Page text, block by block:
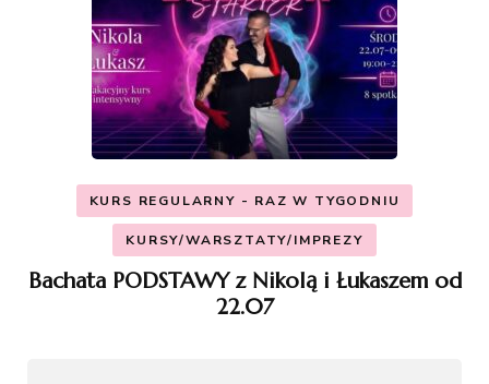
KURS REGULARNY - RAZ W TYGODNIU
KURSY/WARSZTATY/IMPREZY
Bachata PODSTAWY z Nikolą i Łukaszem od
22.07